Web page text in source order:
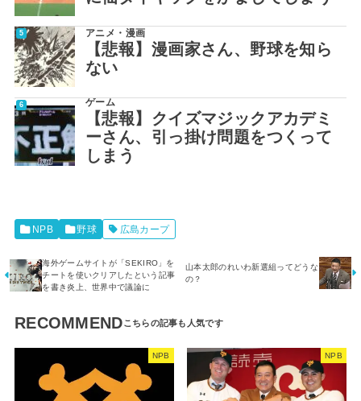
アニメ・漫画
【悲報】漫画家さん、野球を知ら
ない
ゲーム
【悲報】クイズマジックアカデミ
ーさん、引っ掛け問題をつくって
しまう
NPB 野球 広島カープ
海外ゲームサイトが「SEKIRO」を
チートを使いクリアしたという記事
を書き炎上、世界中で議論に
山本太郎のれいわ新選組ってどうな
の？
RECOMMEND
NPB NPB